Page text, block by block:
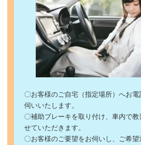
〇お客様のご自宅（指定場所）へお電
伺いいたします。
〇補助ブレーキを取り付け、車内で教
せていただきます。
〇お客様のご要望をお伺いし、ご希望